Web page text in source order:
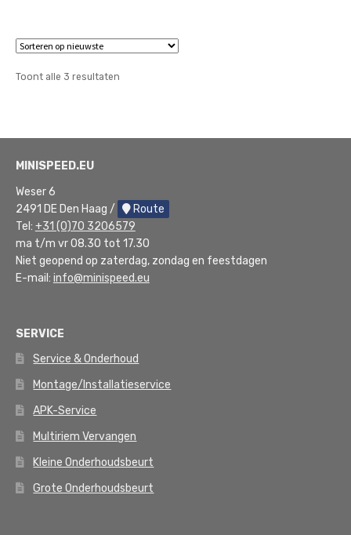
Toont alle 3 resultatenGesorteerd
MINISPEED.EU
Weser 6
2491 DE Den Haag /
Route
Tel: +31 (0)70 3206579
ma t/m vr 08.30 tot 17.30
Niet geopend op zaterdag, zondag en feestdagen
E-mail: info@minispeed.eu
SERVICE
Service & Onderhoud
Montage/Installatieservice
APK-Service
Multiriem Vervangen
Kleine Onderhoudsbeurt
Grote Onderhoudsbeurt